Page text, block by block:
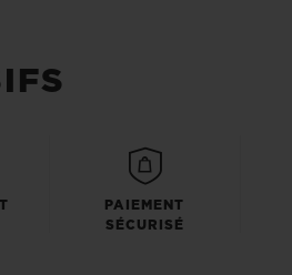
PAIEMENT
SÉCURISÉ